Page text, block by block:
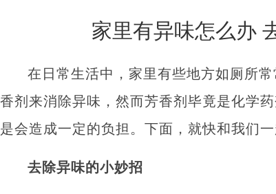
家里有异味怎么办
在日常生活中，家里有些地方如厕所
香剂来消除异味，然而芳香剂毕竟是化学
是会造成一定的负担。下面，就快和我们
去除异味的小妙招